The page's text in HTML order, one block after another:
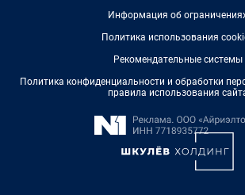
Информация об
Политика использования
Рекомендательные системы
Политика конфиденциальности и обработки
правила использования